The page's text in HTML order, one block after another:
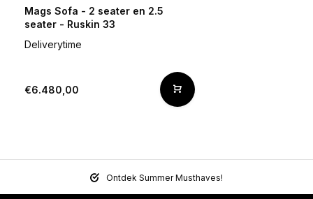
Mags Sofa - 2 seater en 2.5
seater - Ruskin 33
Deliverytime
€6.480,00
Ontdek Summer Musthaves!